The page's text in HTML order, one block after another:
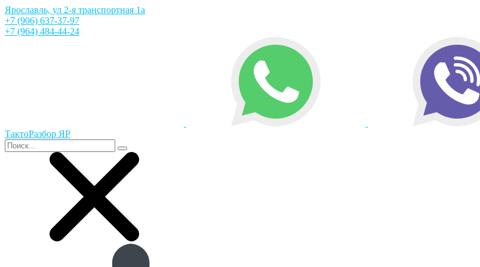
Ярославль, ул 2-я транспортная 1а
+7 (906) 637-37-97
+7 (964) 484-44-24
ТактоРазбор ЯР